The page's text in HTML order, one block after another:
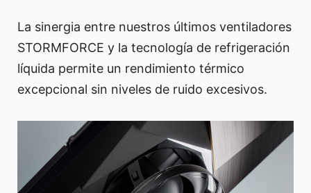
La sinergia entre nuestros últimos ventiladores
STORMFORCE y la tecnología de refrigeración
líquida permite un rendimiento térmico
excepcional sin niveles de ruido excesivos.